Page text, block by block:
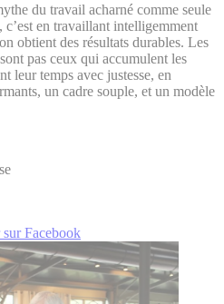
du travail acharné comme seule
c’est en travaillant intelligemment
obtient des résultats durables. Les
pas ceux qui accumulent les
leur temps avec justesse, en
un cadre souple, et un modèle
sur Facebook